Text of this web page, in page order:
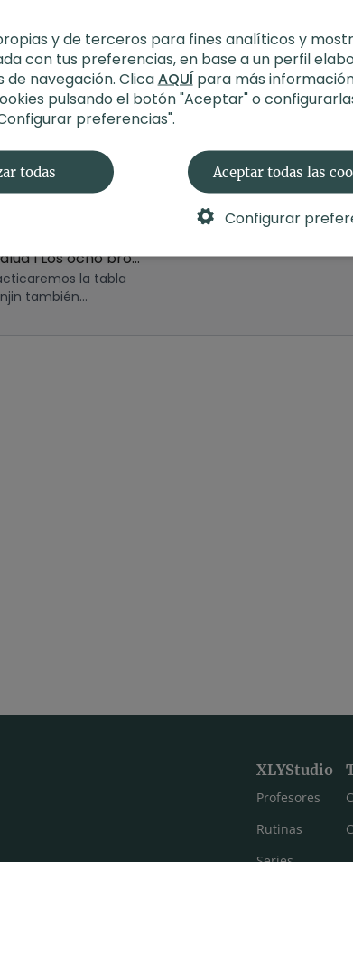
teóricos de Qi
esta
En este primer episodio nos
en entender las bases del Qi
Qi Gong para tu salud I Los ocho brocados de seda (Baduanjin)
la tabla
también
XLYStudio
Profesores
Rutinas
Series
y de terceros para fines analíticos y
con tus preferencias, en base a un perfil
de navegación. ClicaAQUÍpara más
pulsando el botón "Aceptar" o
preferencias".
todas Aceptar todas las
Configurar